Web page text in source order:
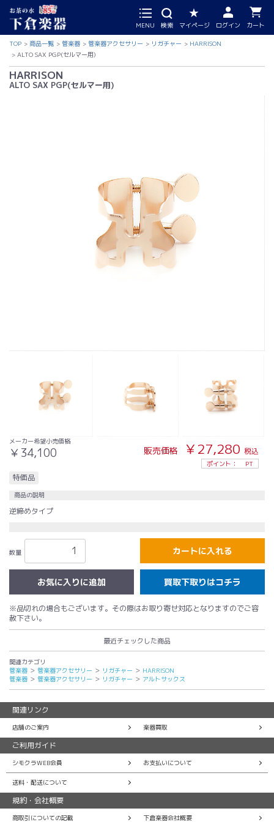
MENU 検索 マイページ ログイン カート
TOP 商品一覧 管楽器 管楽器アクセサリー リガチャー
HARRISON
ALTO SAX PGP(セルマー用)
HARRISON
ALTO SAX PGP(セルマー用)
メーカー希望小売価格
￥34,100 販売価格 ￥27,280 税込
ポイント： PT
特価品
商品の説明
逆締めタイプ
数量 カートに入れる
買取下取りはコチラ
※品切れの場合もございます。その際はお取り寄せ対応となりますのでご容
赦下さい。
最近チェックした商品
関連カテゴリ
管楽器 ＞ 管楽器アクセサリー ＞ リガチャー ＞ HARRISON
管楽器 ＞ 管楽器アクセサリー ＞ リガチャー ＞ アルトサックス
関連リンク
店舗のご案内 楽器買取
ご利用ガイド
シモクラWEB会員 お支払いについて
送料・配送について
規約・会社概要
商取引についての記載 下倉楽器会社概要